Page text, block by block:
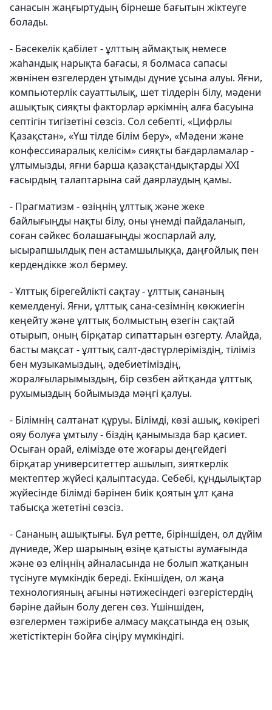
санасын жаңғыртудың бірнеше бағытын жіктеуге
болады.
- Бәсекелік қабілет - ұлттың аймақтық немесе
жаһандық нарықта бағасы, я болмаса сапасы
жөнінен өзгелерден ұтымды дүние ұсына алуы. Яғни,
компьютерлік сауаттылық, шет тілдерін білу, мәдени
ашықтық сияқты факторлар әркімнің алға басуына
септігін тигізетіні сөзсіз. Сол себепті, «Цифрлы
Қазақстан», «Үш тілде білім беру», «Мәдени және
конфессияаралық келісім» сияқты бағдарламалар -
ұлтымызды, яғни барша қазақстандықтарды ХХІ
ғасырдың талаптарына сай даярлаудың қамы.
- Прагматизм - өзіңнің ұлттық және жеке
байлығыңды нақты білу, оны үнемді пайдаланып,
соған сәйкес болашағыңды жоспарлай алу,
ысырапшылдық пен астамшылыққа, даңғойлық пен
кердеңдікке жол бермеу.
-Ұлттық бірегейлікті сақтау - ұлттық сананың
кемелденуі. Яғни, ұлттық сана-сезімнің көкжиегін
кеңейту және ұлттық болмыстың өзегін сақтай
отырып, оның бірқатар сипаттарын өзгерту. Алайда,
басты мақсат - ұлттық салт-дәстүрлеріміздің, тіліміз
бен музыкамыздың, әдебиетіміздің,
жоралғыларымыздың, бір сөзбен айтқанда ұлттық
рухымыздың бойымызда мәңгі қалуы.
- Білімнің салтанат құруы. Білімді, көзі ашық, көкірегі
ояу болуға ұмтылу - біздің қанымызда бар қасиет.
Осыған орай, елімізде өте жоғары деңгейдегі
бірқатар университеттер ашылып, зияткерлік
мектептер жүйесі қалыптасуда. Себебі, құндылықтар
жүйесінде білімді бәрінен биік қоятын ұлт қана
табысқа жететіні сөзсіз.
- Сананың ашықтығы. Бұл ретте, біріншіден, ол дүйім
дүниеде, Жер шарының өзіңе қатысты аумағында
және өз еліңнің айналасында не болып жатқанын
түсінуге мүмкіндік береді. Екіншіден, ол жаңа
технологияның ағыны нəтижесіндегі өзгерістердің
бәріне дайын болу деген сөз. Үшіншіден,
өзгелермен тәжірибе алмасу мақсатында ең озық
жетістіктерін бойға сіңіру мүмкіндігі.